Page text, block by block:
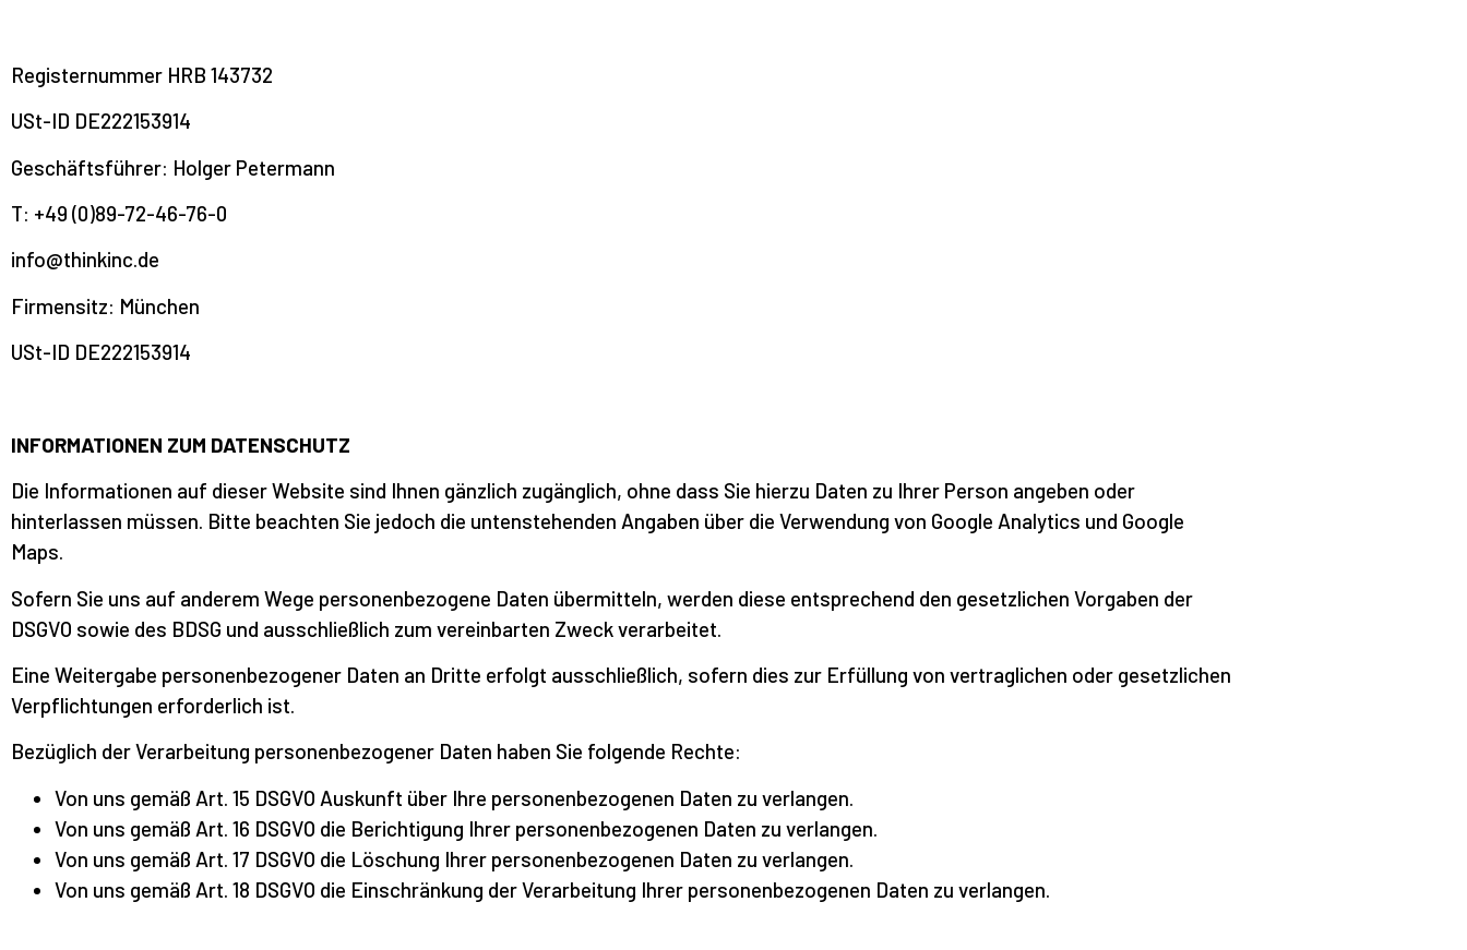
Registernummer HRB 143732
USt-ID DE222153914
Geschäftsführer: Holger Petermann
T: +49 (0)89-72-46-76-0
info@thinkinc.de
Firmensitz: München
USt-ID DE222153914
INFORMATIONEN ZUM DATENSCHUTZ
Die Informationen auf dieser Website sind Ihnen gänzlich zugänglich, ohne dass Sie hierzu Daten zu Ihrer Person angeben oder
hinterlassen müssen. Bitte beachten Sie jedoch die untenstehenden Angaben über die Verwendung von Google Analytics und Google
Maps.
Sofern Sie uns auf anderem Wege personenbezogene Daten übermitteln, werden diese entsprechend den gesetzlichen Vorgaben der
DSGVO sowie des BDSG und ausschließlich zum vereinbarten Zweck verarbeitet.
Eine Weitergabe personenbezogener Daten an Dritte erfolgt ausschließlich, sofern dies zur Erfüllung von vertraglichen oder gesetzlichen
Verpflichtungen erforderlich ist.
Bezüglich der Verarbeitung personenbezogener Daten haben Sie folgende Rechte:
Von uns gemäß Art. 15 DSGVO Auskunft über Ihre personenbezogenen Daten zu verlangen.
Von uns gemäß Art. 16 DSGVO die Berichtigung Ihrer personenbezogenen Daten zu verlangen.
Von uns gemäß Art. 17 DSGVO die Löschung Ihrer personenbezogenen Daten zu verlangen.
Von uns gemäß Art. 18 DSGVO die Einschränkung der Verarbeitung Ihrer personenbezogenen Daten zu verlangen.